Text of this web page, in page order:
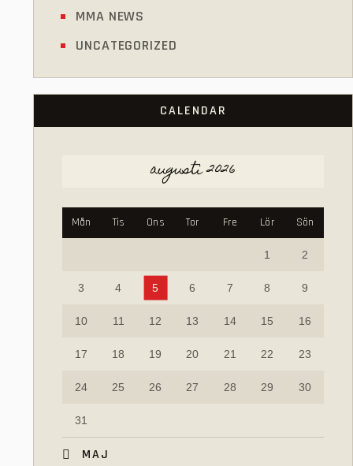
MMA NEWS
UNCATEGORIZED
CALENDAR
augusti 2026
Mån Tis Ons Tor Fre Lör Sön
1 2
3 4 5 6 7 8 9
10 11 12 13 14 15 16
17 18 19 20 21 22 23
24 25 26 27 28 29 30
31
« MAJ